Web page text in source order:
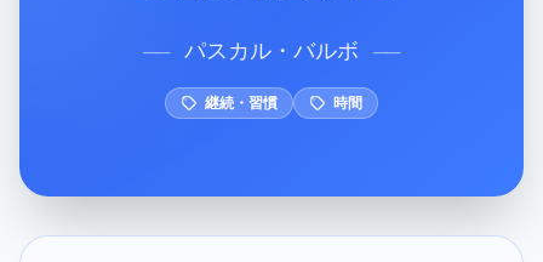
── パスカル・バルボ ──
継続・習慣 時間